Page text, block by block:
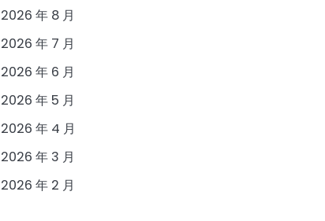
2026 年 8 月
2026 年 7 月
2026 年 6 月
2026 年 5 月
2026 年 4 月
2026 年 3 月
2026 年 2 月